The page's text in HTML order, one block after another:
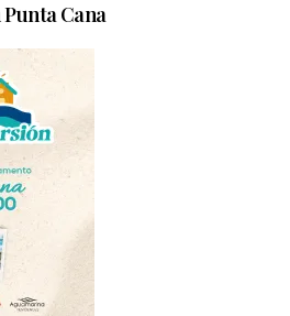
Cana